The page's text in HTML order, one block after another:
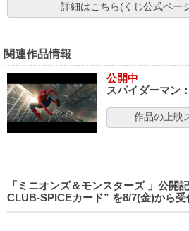
詳細はこちら(くじ公式ペー
関連作品情報
公開中
スパイダーマン
作品の上映
「ミニオンズ＆モンスターズ 」公
CLUB-SPICEカード” を8/7(金)から受